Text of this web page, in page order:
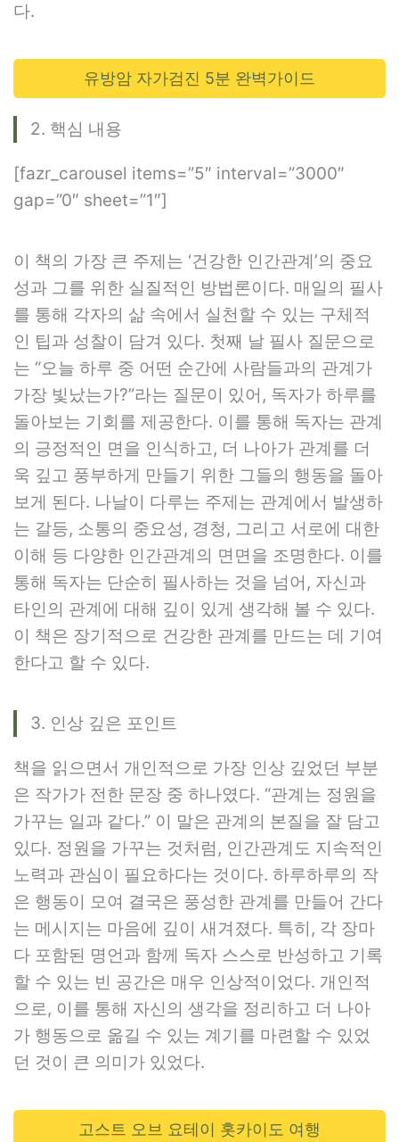
다.
유방암 자가검진 5분 완벽가이드
2. 핵심 내용
[fazr_carousel items=”5″ interval=”3000″
gap=”0″ sheet=”1″]
이 책의 가장 큰 주제는 ‘건강한 인간관계’의 중요
성과 그를 위한 실질적인 방법론이다. 매일의 필사
를 통해 각자의 삶 속에서 실천할 수 있는 구체적
인 팁과 성찰이 담겨 있다. 첫째 날 필사 질문으로
는 “오늘 하루 중 어떤 순간에 사람들과의 관계가
가장 빛났는가?”라는 질문이 있어, 독자가 하루를
돌아보는 기회를 제공한다. 이를 통해 독자는 관계
의 긍정적인 면을 인식하고, 더 나아가 관계를 더
욱 깊고 풍부하게 만들기 위한 그들의 행동을 돌아
보게 된다. 나날이 다루는 주제는 관계에서 발생하
는 갈등, 소통의 중요성, 경청, 그리고 서로에 대한
이해 등 다양한 인간관계의 면면을 조명한다. 이를
통해 독자는 단순히 필사하는 것을 넘어, 자신과
타인의 관계에 대해 깊이 있게 생각해 볼 수 있다.
이 책은 장기적으로 건강한 관계를 만드는 데 기여
한다고 할 수 있다.
3. 인상 깊은 포인트
책을 읽으면서 개인적으로 가장 인상 깊었던 부분
은 작가가 전한 문장 중 하나였다. “관계는 정원을
가꾸는 일과 같다.” 이 말은 관계의 본질을 잘 담고
있다. 정원을 가꾸는 것처럼, 인간관계도 지속적인
노력과 관심이 필요하다는 것이다. 하루하루의 작
은 행동이 모여 결국은 풍성한 관계를 만들어 간다
는 메시지는 마음에 깊이 새겨졌다. 특히, 각 장마
다 포함된 명언과 함께 독자 스스로 반성하고 기록
할 수 있는 빈 공간은 매우 인상적이었다. 개인적
으로, 이를 통해 자신의 생각을 정리하고 더 나아
가 행동으로 옮길 수 있는 계기를 마련할 수 있었
던 것이 큰 의미가 있었다.
고스트 오브 요테이 홋카이도 여행